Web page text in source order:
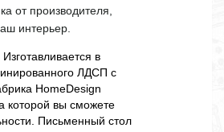
от производителя,
интерьер.
в
ЛДСП с
HomeDesign
которой вы сможете
Письменный стол